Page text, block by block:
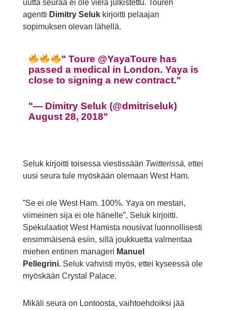
uutta seuraa ei ole vielä julkistettu. Touren
agentti Dimitry Seluk kirjoitti pelaajan
sopimuksen olevan lähellä.
Toure @YayaToure has
passed a medical in London. Yaya is
close to signing a new contract.
— Dimitry Seluk (@dmitriseluk)
August 28, 2018
Seluk kirjoitti toisessa viestissään Twitterissä, ettei
uusi seura tule myöskään olemaan West Ham.
”Se ei ole West Ham. 100%. Yaya on mestari,
viimeinen sija ei ole hänelle”, Seluk kirjoitti.
Spekulaatiot West Hamista nousivat luonnollisesti
ensimmäisenä esiin, sillä joukkuetta valmentaa
miehen entinen manageri Manuel
Pellegrini. Seluk vahvisti myös, ettei kyseessä ole
myöskään Crystal Palace.
Mikäli seura on Lontoosta, vaihtoehdoiksi jää